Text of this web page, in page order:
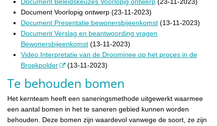
Document Voorlopig ontwerp (23-11-2023)
Document Presentatie bewonersbijeenkomst (13-11-2023)
Document Verslag en beantwoording vragen
Bewonersbijeenkomst (13-11-2023)
Video Interpretatie van de Droominee op het proces in de
Broekpolder
(13-11-2023)
Te behouden bomen
Het kernteam heeft een saneringsmethode uitgewerkt waarmee
een aantal bomen in het te saneren gebied kunnen worden
behouden. Deze bomen zijn waardevol vanwege de soort, ze zijn